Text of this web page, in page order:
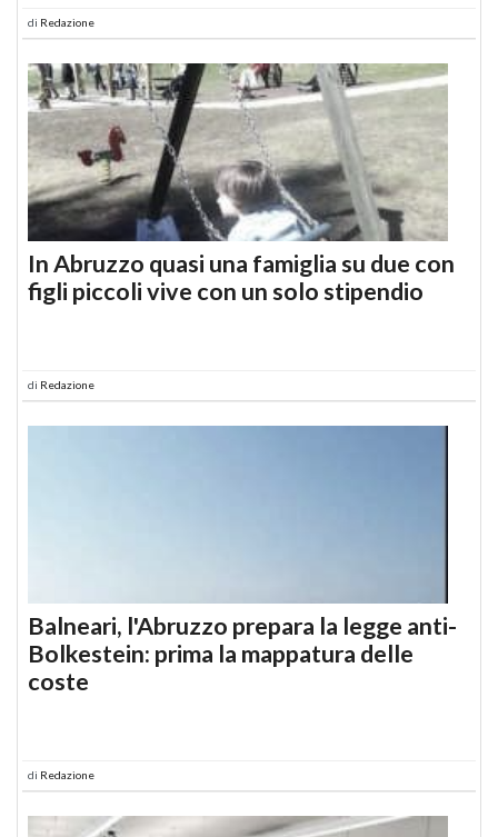
di Redazione
In Abruzzo quasi una famiglia su due con
figli piccoli vive con un solo stipendio
di Redazione
Balneari, l'Abruzzo prepara la legge anti-
Bolkestein: prima la mappatura delle
coste
di Redazione